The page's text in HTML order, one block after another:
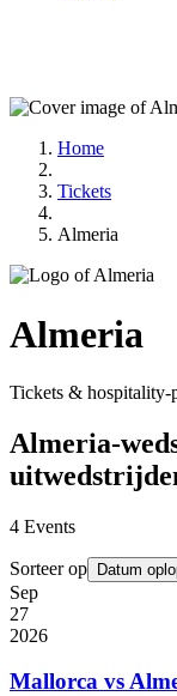
Home
Tickets
Almeria
Almeria
Tickets & hospitality-
Almeria-
4 Events
Sorteer op Datum
Sep
27
2026
Mallorca vs